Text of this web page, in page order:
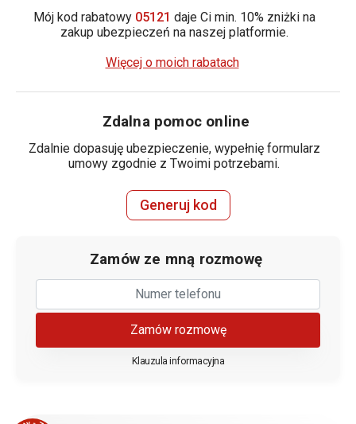
Mój kod rabatowy 05121 daje Ci min. 10% zniżki na
zakup ubezpieczeń na naszej platformie.
Więcej o moich rabatach
Zdalna pomoc online
Zdalnie dopasuję ubezpieczenie, wypełnię formularz
umowy zgodnie z Twoimi potrzebami.
Generuj kod
Zamów ze mną rozmowę
Zamów rozmowę
Klauzula informacyjna